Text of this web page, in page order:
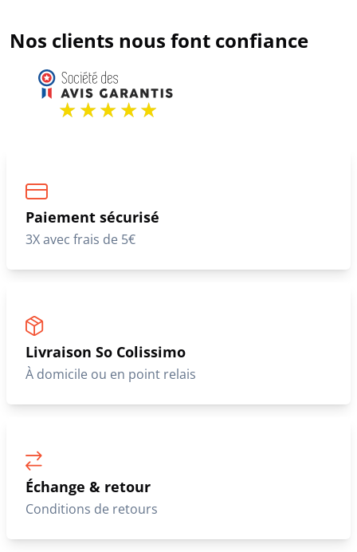
Nos clients nous font confiance
Paiement sécurisé
3X avec frais de 5€
Livraison So Colissimo
À domicile ou en point relais
Échange & retour
Conditions de retours